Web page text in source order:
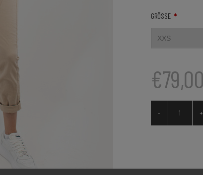
GRÖSSE *
€79,00
- +